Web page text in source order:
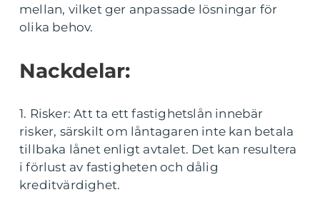
mellan, vilket ger anpassade lösningar för
olika behov.
Nackdelar:
1. Risker: Att ta ett fastighetslån innebär
risker, särskilt om låntagaren inte kan betala
tillbaka lånet enligt avtalet. Det kan resultera
i förlust av fastigheten och dålig
kreditvärdighet.